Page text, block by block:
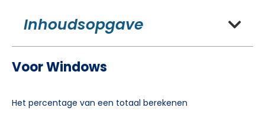
Inhoudsopgave
Voor Windows
Het percentage van een totaal berekenen